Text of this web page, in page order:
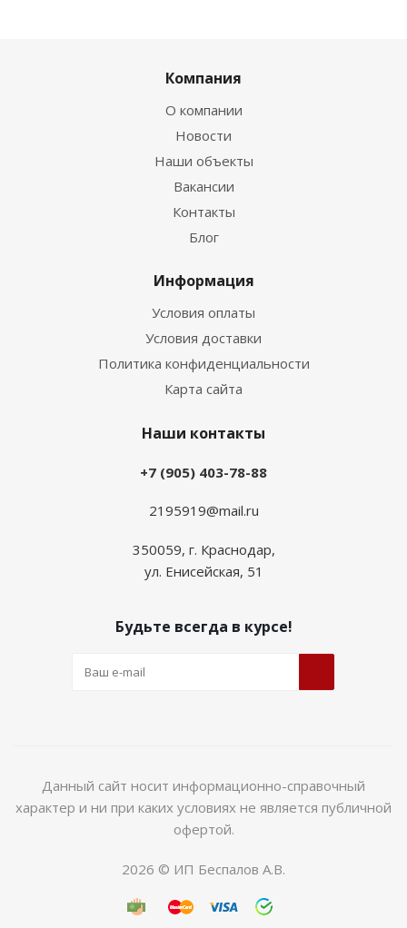
Компания
О компании
Новости
Наши объекты
Вакансии
Контакты
Блог
Информация
Условия оплаты
Условия доставки
Политика конфиденциальности
Карта сайта
Будьте всегда в курсе!
Наши контакты
+7 (905) 403-78-88
2195919@mail.ru
350059, г. Краснодар,
ул. Енисейская, 51
Данный сайт носит информационно-справочный
характер и ни при каких условиях не является публичной
офертой.
2026 © ИП Беспалов А.В.